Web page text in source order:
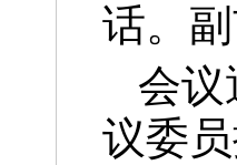
话。
会议
议委